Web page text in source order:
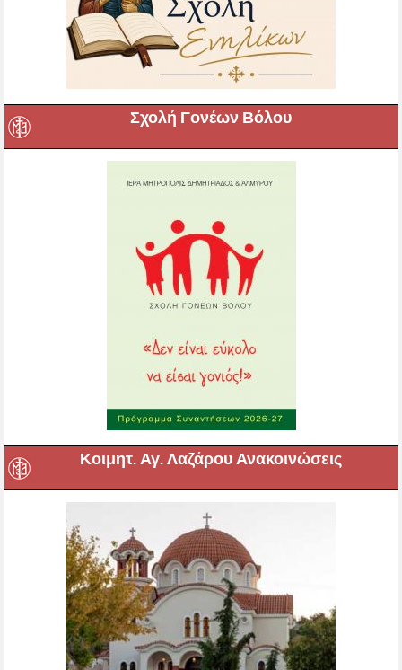
Σχολή Γονέων Βόλου
Κοιμητ. Αγ. Λαζάρου Ανακοινώσεις